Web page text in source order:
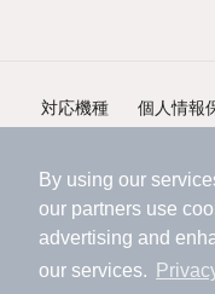
By using our
our partners use
advertising and
our services.
アプリに切り替
対応機種 個人情報